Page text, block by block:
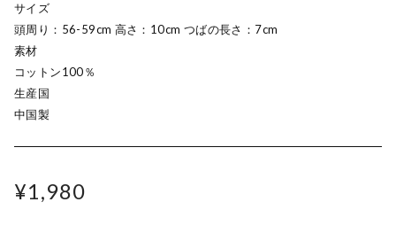
サイズ
頭周り：56-59cm 高さ：10cm つばの長さ：7cm
素材
コットン100％
生産国
中国製
¥1,980